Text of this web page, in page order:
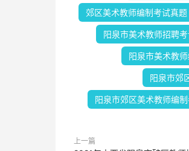
郊区美术教师编制考试真题
阳泉市美术教师招聘
阳泉市美术教
阳泉市郊
阳泉市郊区美术教师编
上一篇